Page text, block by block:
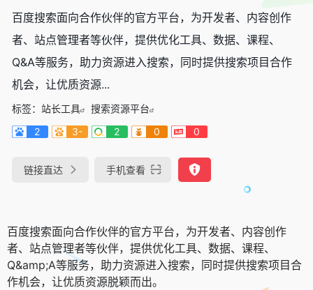
百度搜索面向合作伙伴的官方平台，为开发者、内容创作
者、站点管理者等伙伴，提供优化工具、数据、课程、
Q&A等服务，助力资源进入搜索，同时提供搜索项目合作
机会，让优质资源...
标签： 站长工具
搜索资源平台
2
3- 2 0 0
链接直达 手机查看
百度搜索面向合作伙伴的官方平台，为开发者、内容创作
者、站点管理者等伙伴，提供优化工具、数据、课程、
Q&amp;A等服务，助力资源进入搜索，同时提供搜索项目合
作机会，让优质资源脱颖而出。